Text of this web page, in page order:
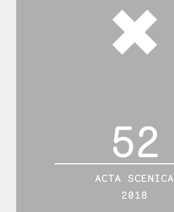
52
ACTA SCENICA
2018